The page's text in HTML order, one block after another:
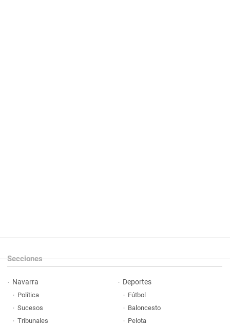
Secciones
Navarra
Política
Sucesos
Tribunales
Deportes
Fútbol
Baloncesto
Pelota